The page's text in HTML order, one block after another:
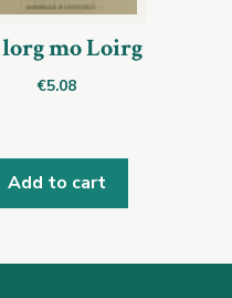
mo Loirg
€5.08
Add to cart